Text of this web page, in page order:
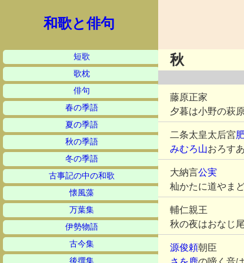
和歌と俳句
短歌
歌枕
俳句
春の季語
夏の季語
秋の季語
冬の季語
古事記の中の和歌
懐風藻
万葉集
伊勢物語
古今集
後撰集
秋
藤原正家
夕暮は小野の萩
二条太皇太后宮
みむろ山おろす
大納言公実
杣かたに道やま
輔仁親王
秋の夜はおなじ
源俊頼朝臣